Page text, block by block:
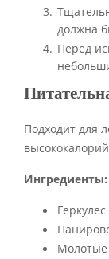
должна
Перед
Подходит для
Ингредиенты: